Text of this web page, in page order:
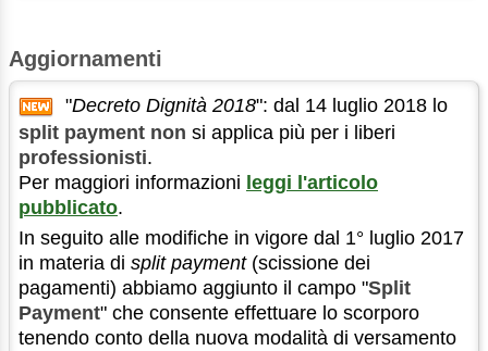
Aggiornamenti
"Decreto Dignità 2018": dal 14 luglio 2018 lo
split payment non si applica più per i liberi
professionisti.
Per maggiori informazioni leggi l'articolo
pubblicato.
In seguito alle modifiche in vigore dal 1° luglio 2017
in materia di split payment(scissione dei
pagamenti) abbiamo aggiunto il campo "Split
Payment" che consente effettuare lo scorporo
tenendo conto della nuova modalità di versamento